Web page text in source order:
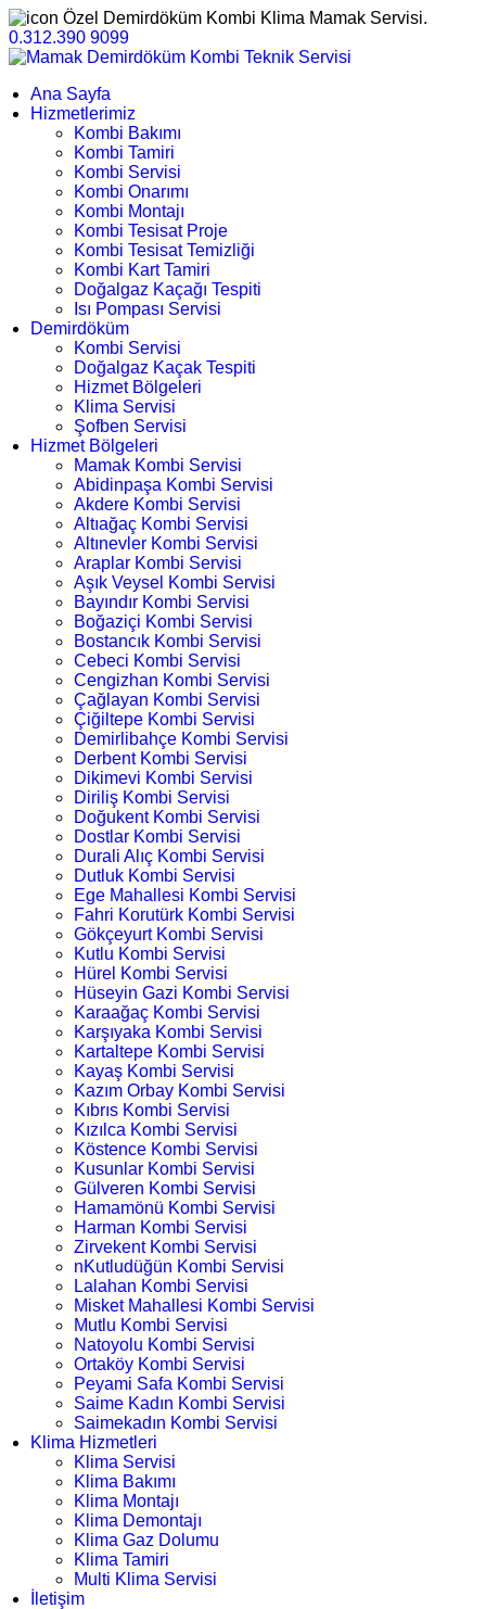
Özel Demirdöküm Kombi Klima Mamak Servisi.
0.312.390 9099
Ana Sayfa
Hizmetlerimiz
Kombi Bakımı
Kombi Tamiri
Kombi Servisi
Kombi Onarımı
Kombi Montajı
Kombi Tesisat Proje
Kombi Tesisat Temizliği
Kombi Kart Tamiri
Doğalgaz Kaçağı Tespiti
Isı Pompası Servisi
Demirdöküm
Kombi Servisi
Doğalgaz Kaçak Tespiti
Hizmet Bölgeleri
Klima Servisi
Şofben Servisi
Hizmet Bölgeleri
Mamak Kombi Servisi
Abidinpaşa Kombi Servisi
Akdere Kombi Servisi
Altıağaç Kombi Servisi
Altınevler Kombi Servisi
Araplar Kombi Servisi
Aşık Veysel Kombi Servisi
Bayındır Kombi Servisi
Boğaziçi Kombi Servisi
Bostancık Kombi Servisi
Cebeci Kombi Servisi
Cengizhan Kombi Servisi
Çağlayan Kombi Servisi
Çiğiltepe Kombi Servisi
Demirlibahçe Kombi Servisi
Derbent Kombi Servisi
Dikimevi Kombi Servisi
Diriliş Kombi Servisi
Doğukent Kombi Servisi
Dostlar Kombi Servisi
Durali Alıç Kombi Servisi
Dutluk Kombi Servisi
Ege Mahallesi Kombi Servisi
Fahri Korutürk Kombi Servisi
Gökçeyurt Kombi Servisi
Kutlu Kombi Servisi
Hürel Kombi Servisi
Hüseyin Gazi Kombi Servisi
Karaağaç Kombi Servisi
Karşıyaka Kombi Servisi
Kartaltepe Kombi Servisi
Kayaş Kombi Servisi
Kazım Orbay Kombi Servisi
Kıbrıs Kombi Servisi
Kızılca Kombi Servisi
Köstence Kombi Servisi
Kusunlar Kombi Servisi
Gülveren Kombi Servisi
Hamamönü Kombi Servisi
Harman Kombi Servisi
Zirvekent Kombi Servisi
nKutludüğün Kombi Servisi
Lalahan Kombi Servisi
Misket Mahallesi Kombi Servisi
Mutlu Kombi Servisi
Natoyolu Kombi Servisi
Ortaköy Kombi Servisi
Peyami Safa Kombi Servisi
Saime Kadın Kombi Servisi
Saimekadın Kombi Servisi
Klima Hizmetleri
Klima Servisi
Klima Bakımı
Klima Montajı
Klima Demontajı
Klima Gaz Dolumu
Klima Tamiri
Multi Klima Servisi
İletişim